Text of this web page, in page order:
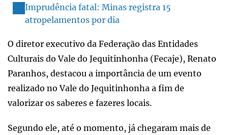
Imprudência fatal: Minas registra 15
atropelamentos por dia
O diretor executivo da Federação das Entidades
Culturais do Vale do Jequitinhonha (Fecaje), Renato
Paranhos, destacou a importância de um evento
realizado no Vale do Jequitinhonha a fim de
valorizar os saberes e fazeres locais.
Segundo ele, até o momento, já chegaram mais de